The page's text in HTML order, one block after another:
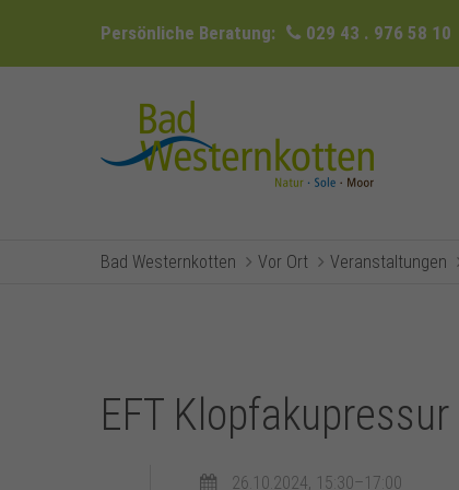
Persönliche Beratung: 029 43 . 976 58 10
Bad Westernkotten Vor Ort Veranstaltungen
EFT
26.10.2024, 15:30–17:00